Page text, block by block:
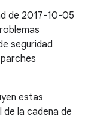
de 2017-10-05
seguridad
estas
la cadena de